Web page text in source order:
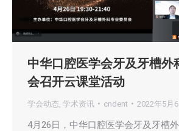
中华口腔医学会牙及牙槽外
会召开云课堂活动
学会动态 学术资讯 cndent 2022年5月6
4月26日，中华口腔医学会牙及牙槽